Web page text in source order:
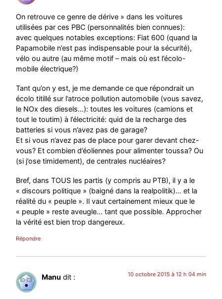
On retrouve ce genre de dérive » dans les voitures
utilisées par ces PBC (personnalités bien connues):
avec quelques notables exceptions: Fiat 600 (quand la
Papamobile n’est pas indispensable pour la sécurité),
vélo ou autre (au même motif – mais où est l’écolo-
mobile électrique?)
Tant qu’on y est, je me demande ce que répondrait un
écolo titillé sur l’atroce pollution automobile (vous savez,
le NOx des diesels…): toutes les voitures (camions et
tout le toutim) à l’électricité: quid de la recharge des
batteries si vous n’avez pas de garage?
Et si vous n’avez pas de place pour garer devant chez-
vous? Et combien d’éoliennes pour alimenter toussa? Ou
(si j’ose timidement), de centrales nucléaires?
Bref, dans TOUS les partis (y compris au PTB), il y a le
« discours politique » (baigné dans la realpolitik)… et la
réalité du « peuple ». Il vaut certainement mieux que le
« peuple » reste aveugle… tant que possible. Approcher
la vérité est bien trop dangereux.
Répondre
Manu dit : 10 octobre 2015 à 12 h 04 min